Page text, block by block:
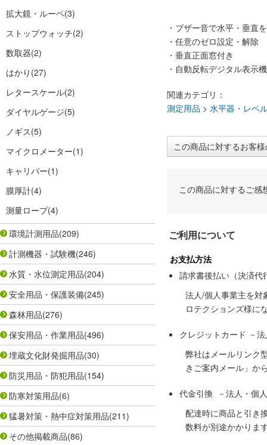
拡大鏡・ルーペ(3)
ストップウォッチ(2)
数取器(2)
はかり (27)
レタースケール(2)
ダイヤルゲージ(5)
ノギス(5)
マイクロメーター(1)
キャリパー(1)
膜厚計(4)
測量ロープ(4)
環境計測用品(209)
計測機器・試験機(246)
水質・水位測定用品(204)
安全用品・保護装備(245)
森林用品(276)
保安用品・作業用品(496)
埋蔵文化財発掘用品(30)
防災用品・防犯用品(154)
防寒対策用品(6)
猛暑対策・熱中症対策用品(211)
その他掲載商品(86)
・ブザー音で水平・垂直
・任意のゼロ設定・解除
・垂直正面窓付き
・自動反転デジタル表示
関連カテゴリ：
測定用品 > 水平器・レベ
この商品に対するお客
この商品に対するご感
ご利用について
お支払方法
請求書後払い（決済代
法人/個人事業主を対
ロテクションズ様に
クレジットカード －
弊社はメールリンク
きご案内メール」か
代金引換 －法人・個
配達時に商品と引き
数料が別途かかりま